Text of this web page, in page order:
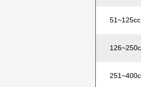
51~125cc